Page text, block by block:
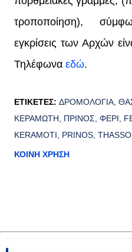
τροποποίηση),
εγκρίσεις των Αρχών
Τηλέφωνα εδώ.
ΕΤΙΚΈΤΕΣ: ΔΡΟΜΟΛΟΓΙΑ
ΚΕΡΑΜΩΤΗ
ΠΡΙΝΟΣ ΦΕΡΙ
KERAMOTI
PRINOS
ΚΟΙΝΉ ΧΡΉΣΗ